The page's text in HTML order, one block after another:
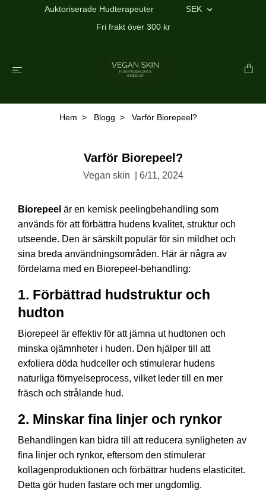
Auktoriserade Hudterapeuter
SEK
Fri frakt över 300 kr
Hem Blogg Varför Biorepeel?
Varför Biorepeel?
Vegan skin 6/11, 2024
Biorepeel är en kemisk peelingbehandling som
används för att förbättra hudens kvalitet, struktur och
utseende. Den är särskilt populär för sin mildhet och
sina breda användningsområden. Här är några av
fördelarna med en Biorepeel-behandling:
1. Förbättrad hudstruktur och
hudton
Biorepeel är effektiv för att jämna ut hudtonen och
minska ojämnheter i huden. Den hjälper till att
exfoliera döda hudceller och stimulerar hudens
naturliga förnyelseprocess, vilket leder till en mer
fräsch och strålande hud.
2. Minskar fina linjer och rynkor
Behandlingen kan bidra till att reducera synligheten av
fina linjer och rynkor, eftersom den stimulerar
kollagenproduktionen och förbättrar hudens elasticitet.
Detta gör huden fastare och mer ungdomlig.